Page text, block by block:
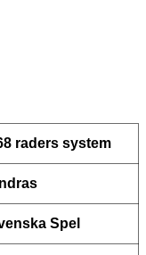
raders system
Spel